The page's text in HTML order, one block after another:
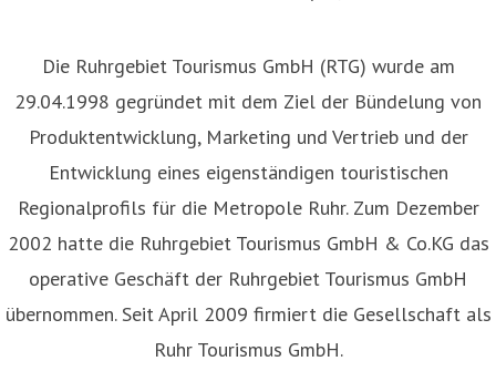
Die Ruhrgebiet Tourismus GmbH (RTG) wurde am
29.04.1998 gegründet mit dem Ziel der Bündelung von
Produktentwicklung, Marketing und Vertrieb und der
Entwicklung eines eigenständigen touristischen
Regionalprofils für die Metropole Ruhr. Zum Dezember
2002 hatte die Ruhrgebiet Tourismus GmbH & Co.KG das
operative Geschäft der Ruhrgebiet Tourismus GmbH
übernommen. Seit April 2009 firmiert die Gesellschaft als
Ruhr Tourismus GmbH.